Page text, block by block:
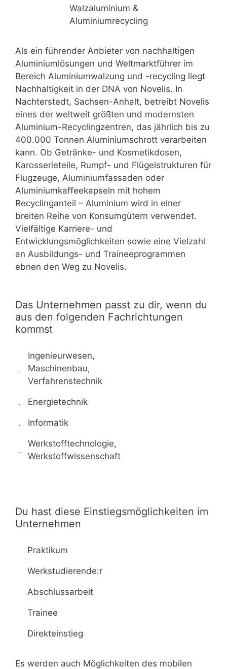
Walzaluminium &
Aluminiumrecycling
Als ein führender Anbieter von nachhaltigen
Aluminiumlösungen und Weltmarktführer im
Bereich Aluminiumwalzung und -recycling liegt
Nachhaltigkeit in der DNA von Novelis. In
Nachterstedt, Sachsen-Anhalt, betreibt Novelis
eines der weltweit größten und modernsten
Aluminium-Recyclingzentren, das jährlich bis zu
400.000 Tonnen Aluminiumschrott verarbeiten
kann. Ob Getränke- und Kosmetikdosen,
Karosserieteile, Rumpf- und Flügelstrukturen für
Flugzeuge, Aluminiumfassaden oder
Aluminiumkaffeekapseln mit hohem
Recyclinganteil – Aluminium wird in einer
breiten Reihe von Konsumgütern verwendet.
Vielfältige Karriere- und
Entwicklungsmöglichkeiten sowie eine Vielzahl
an Ausbildungs- und Traineeprogrammen
ebnen den Weg zu Novelis.
Das Unternehmen passt zu dir, wenn du
aus den folgenden Fachrichtungen
kommst
Ingenieurwesen,
Maschinenbau,
Verfahrenstechnik
Energietechnik
Informatik
Werkstofftechnologie,
Werkstoffwissenschaft
Du hast diese Einstiegsmöglichkeiten im
Unternehmen
Praktikum
Werkstudierende:r
Abschlussarbeit
Trainee
Direkteinstieg
Es werden auch Möglichkeiten des mobilen